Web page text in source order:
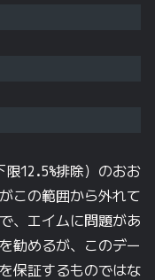
限12.5%排除）のおお
この範囲から外れて
、エイムに問題があ
勧めるが、このデー
保証するものではな